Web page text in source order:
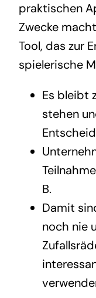
praktischen
Zwecke
Tool, das zur
spielerische
Es bleibt
stehen
B.
Damit
noch nie